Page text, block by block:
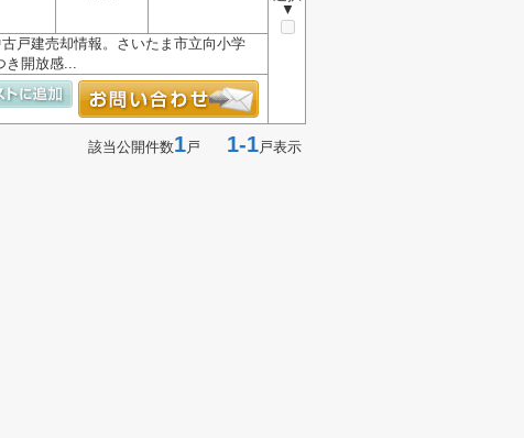
▼
戸建売却情報。さいたま市立向小学
き開放感...
該当公開件数1戸 1-1戸表示